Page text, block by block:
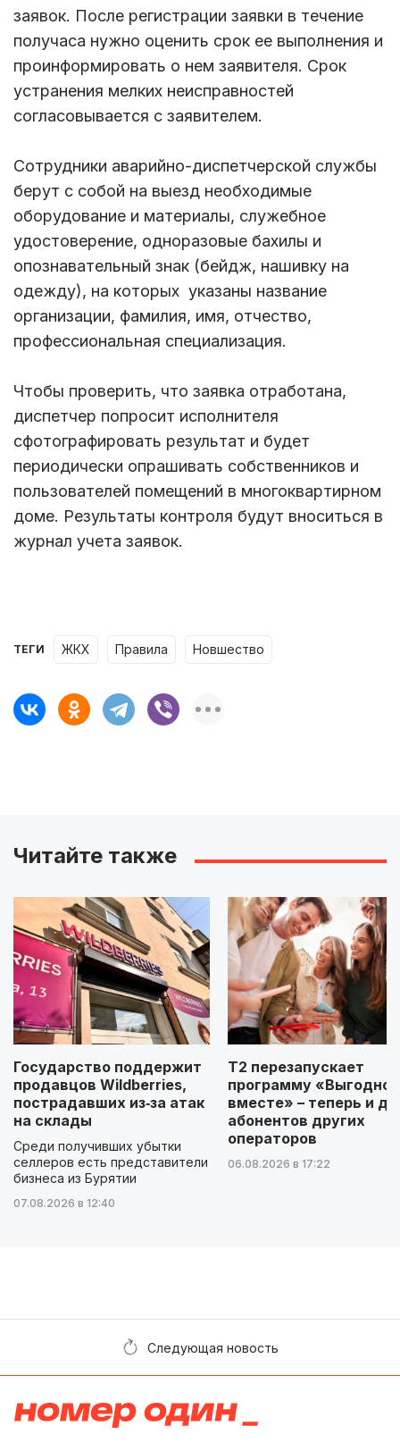
заявок. После регистрации заявки в течение
получаса нужно оценить срок ее выполнения и
проинформировать о нем заявителя. Срок
устранения мелких неисправностей
согласовывается с заявителем.
Сотрудники аварийно-диспетчерской службы
берут с собой на выезд необходимые
оборудование и материалы, служебное
удостоверение, одноразовые бахилы и
опознавательный знак (бейдж, нашивку на
одежду), на которых указаны название
организации, фамилия, имя, отчество,
профессиональная специализация.
Чтобы проверить, что заявка отработана,
диспетчер попросит исполнителя
сфотографировать результат и будет
периодически опрашивать собственников и
пользователей помещений в многоквартирном
доме. Результаты контроля будут вноситься в
журнал учета заявок.
ТЕГИ ЖКХ правила новшество
Читайте также
Государство поддержит
продавцов Wildberries,
пострадавших из‑за атак
на склады
Среди получивших убытки
селлеров есть представители
бизнеса из Бурятии
07.08.2026 в 12:40
Т2 перезапускает
программу «Выгодно
вместе» – теперь и
абонентов других
операторов
06.08.2026 в 17:22
Следующая новость